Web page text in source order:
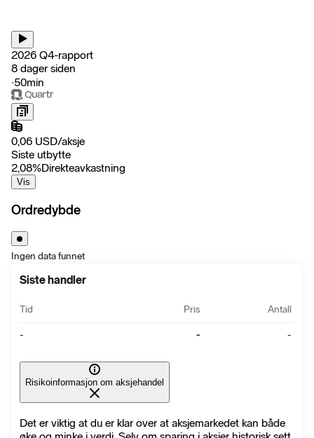
2026 Q4-rapport
8 dager siden
‧50min
0,06 USD/aksje
Siste utbytte
2,08%Direkteavkastning
Vis
Ordredybde
Ingen data funnet
Siste handler
Tid Pris Antall
- - -
Risikoinformasjon om aksjehandel
Det er viktig at du er klar over at aksjemarkedet kan både